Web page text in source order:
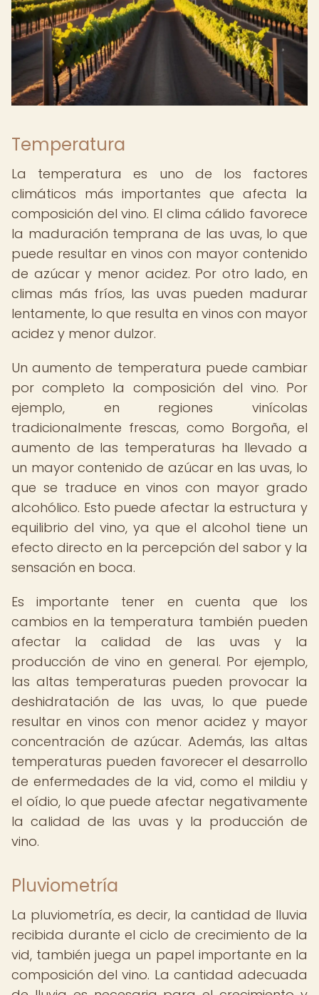
Temperatura
La temperatura es uno de los factores
climáticos más importantes que afecta la
composición del vino. El clima cálido favorece
la maduración temprana de las uvas, lo que
puede resultar en vinos con mayor contenido
de azúcar y menor acidez. Por otro lado, en
climas más fríos, las uvas pueden madurar
lentamente, lo que resulta en vinos con mayor
acidez y menor dulzor.
Un aumento de temperatura puede cambiar
por completo la composición del vino. Por
ejemplo, en regiones vinícolas
tradicionalmente frescas, como Borgoña, el
aumento de las temperaturas ha llevado a
un mayor contenido de azúcar en las uvas, lo
que se traduce en vinos con mayor grado
alcohólico. Esto puede afectar la estructura y
equilibrio del vino, ya que el alcohol tiene un
efecto directo en la percepción del sabor y la
sensación en boca.
Es importante tener en cuenta que los
cambios en la temperatura también pueden
afectar la calidad de las uvas y la
producción de vino en general. Por ejemplo,
las altas temperaturas pueden provocar la
deshidratación de las uvas, lo que puede
resultar en vinos con menor acidez y mayor
concentración de azúcar. Además, las altas
temperaturas pueden favorecer el desarrollo
de enfermedades de la vid, como el mildiu y
el oídio, lo que puede afectar negativamente
la calidad de las uvas y la producción de
vino.
Pluviometría
La pluviometría, es decir, la cantidad de lluvia
recibida durante el ciclo de crecimiento de la
vid, también juega un papel importante en la
composición del vino. La cantidad adecuada